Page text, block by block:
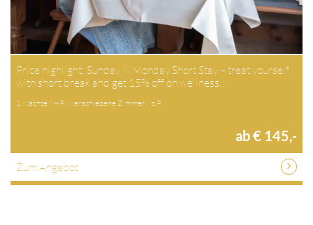
Price highlight: Sunday & Monday Short Stay – treat yourself
with short break and get 15% off on wellness…
1 Nächte / HP / verschiedene Zimmer / p.P.
ab € 145,-
Zum Angebot